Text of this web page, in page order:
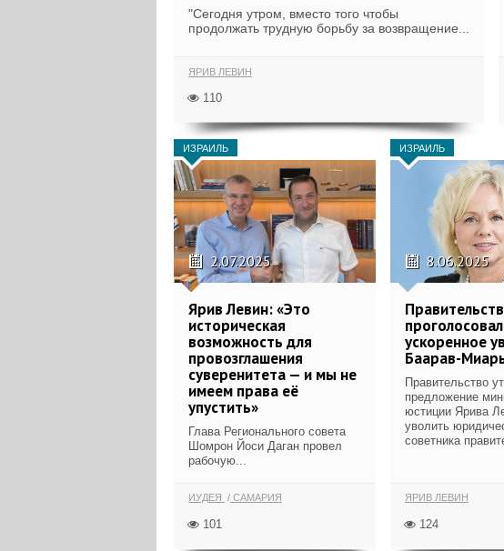
"Сегодня утром, вместо того чтобы
продолжать трудную борьбу за возвращение...
ЯРИВ ЛЕВИН
110
ИЗРАИЛЬ
2.07.2025
Ярив Левин: «Это
историческая
возможность для
провозглашения
суверенитета — и мы не
имеем права её
упустить»
Глава Регионального совета
Шомрон Йоси Даган провел
рабочую...
ИУДЕЯ САМАРИЯ
101
ИЗРАИЛЬ
8.06.2025
ускоренное
Баарав-
Правительство
предложение
юстиции Ярива
уволить
советника
ЯРИВ ЛЕВИН
124